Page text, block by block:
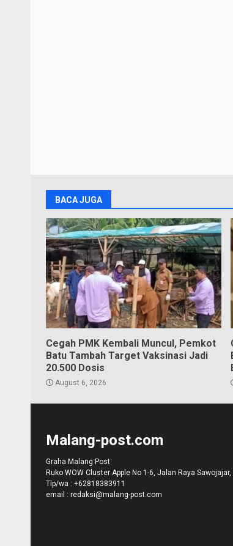
BACA JUGA
Cegah PMK Kembali Muncul, Pemkot
Batu Tambah Target Vaksinasi Jadi
20.500 Dosis
August 6, 2026
Malang-post.com
Graha Malang Post
Ruko WOW Cluster Apple No 1-6, Jalan Raya
Tlp/wa : +62818383911
email : redaksi@malang-post.com